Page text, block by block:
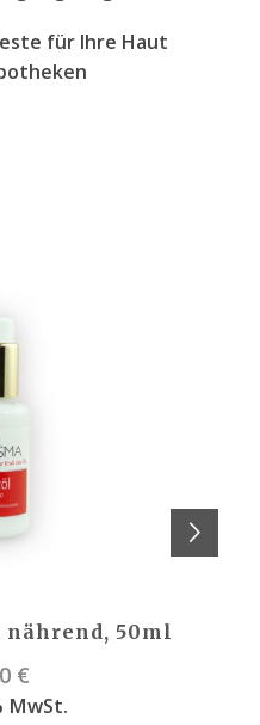
für Ihre Haut
50ml
€
MwSt.